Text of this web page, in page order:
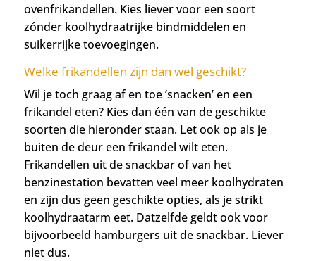
ovenfrikandellen. Kies liever voor een soort
zónder koolhydraatrijke bindmiddelen en
suikerrijke toevoegingen.
Welke frikandellen zijn dan wel geschikt?
Wil je toch graag af en toe ‘snacken’ en een
frikandel eten? Kies dan één van de geschikte
soorten die hieronder staan. Let ook op als je
buiten de deur een frikandel wilt eten.
Frikandellen uit de snackbar of van het
benzinestation bevatten veel meer koolhydraten
en zijn dus geen geschikte opties, als je strikt
koolhydraatarm eet. Datzelfde geldt ook voor
bijvoorbeeld hamburgers uit de snackbar. Liever
niet dus.